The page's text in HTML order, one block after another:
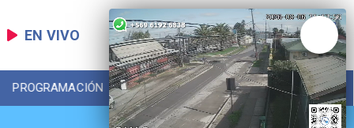
EN VIVO
PROGRAMACIÓN LOCAL DEPORTES